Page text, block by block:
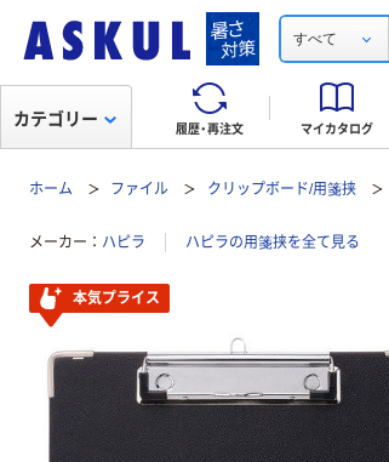
すべて
履歴・再注文 マイカタログ
カテゴリー
ホーム ファイル クリップボード/用箋挟
メーカー ハピラ ハピラの用箋挟を全て見る
本気プライス